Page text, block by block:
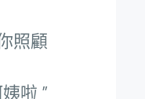
照顧
啦